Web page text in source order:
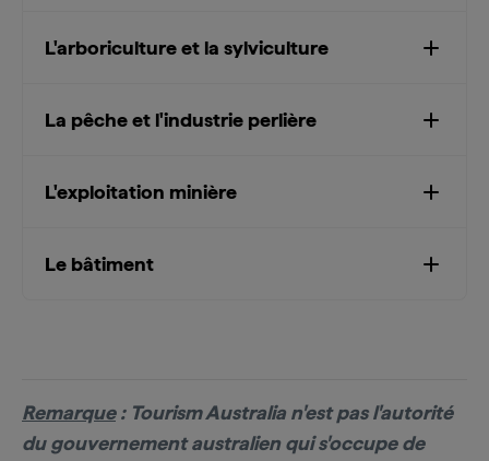
L'arboriculture et la sylviculture
La pêche et l'industrie perlière
L'exploitation minière
Le bâtiment
Remarque: Tourism Australia n'est pas l'autorité
du gouvernement australien qui s'occupe de